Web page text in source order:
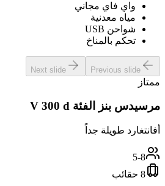
واي فاي مجاني
مياه معدنية
شواحن USB
تحكم بالمناخ
Previous slide
Next slide
ممتاز
مرسيدس بنز الفئة V 300 d
أفانتغارد طويلة جداً
5-8
8 حقائب